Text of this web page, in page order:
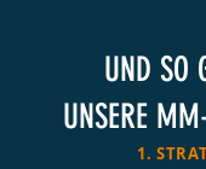
UND SO
UNSERE
1.